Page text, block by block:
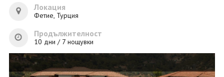
КРУИЗИ
ЕКЗОТИКА
ЕКСКУРЗИИ
Локация
Фетие, Турция
Продължителност
10 дни / 7 нощувки